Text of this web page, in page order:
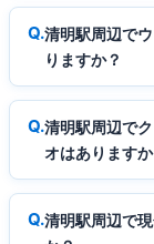
清明駅周辺で
りますか？
清明駅周辺で
オはありますか
清明駅周辺で